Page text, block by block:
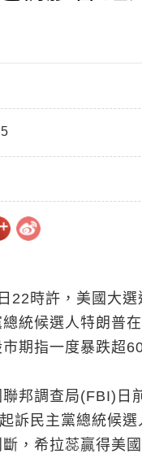
22時許，美國大
統候選人特朗普
期指一度暴跌超
邦調查局(FBI)日
訴民主黨總統候選
，希拉蕊贏得美